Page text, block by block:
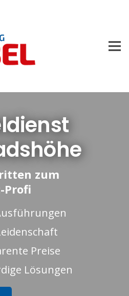
zum
Profi
Preise
Lösungen